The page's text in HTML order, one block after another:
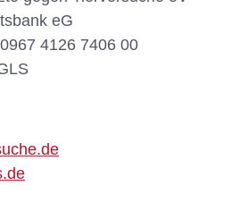
eG
4126 7406 00